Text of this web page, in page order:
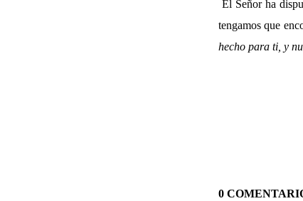
El Señor ha
tengamos que
hecho para ti, y
0